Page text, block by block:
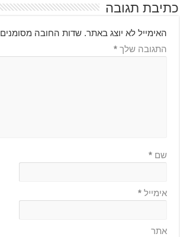
כתיבת תגובה
האימייל לא יוצג באתר. שדות החובה מסומנים
התגובה שלך *
שם *
אימייל *
אתר